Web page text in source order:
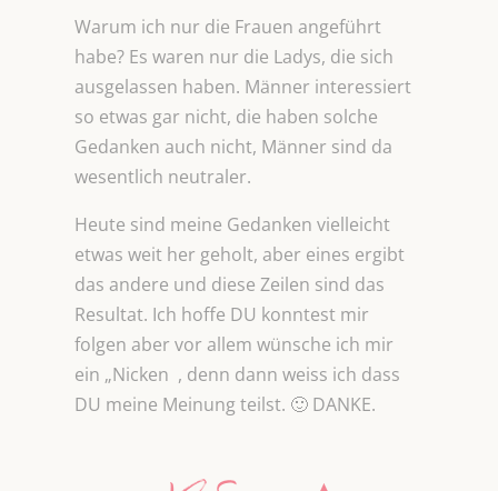
Warum ich nur die Frauen angeführt
habe? Es waren nur die Ladys, die sich
ausgelassen haben. Männer interessiert
so etwas gar nicht, die haben solche
Gedanken auch nicht, Männer sind da
wesentlich neutraler.
Heute sind meine Gedanken vielleicht
etwas weit her geholt, aber eines ergibt
das andere und diese Zeilen sind das
Resultat. Ich hoffe DU konntest mir
folgen aber vor allem wünsche ich mir
ein „Nicken , denn dann weiss ich dass
DU meine Meinung teilst. 🙂 DANKE.